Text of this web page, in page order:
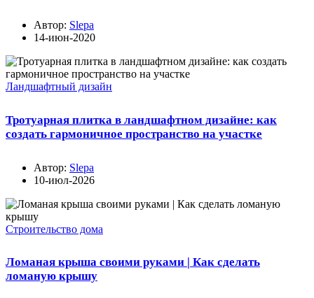
Автор: Slepa
14-июн-2020
Ландшафтный дизайн
Тротуарная плитка в ландшафтном дизайне: как
создать гармоничное пространство на участке
Автор: Slepa
10-июл-2026
Строительство дома
Ломаная крыша своими руками | Как сделать
ломаную крышу